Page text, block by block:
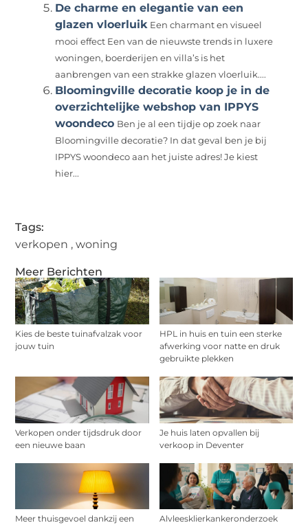
Meer Berichten
Kies de beste tuinafvalzak voor
jouw tuin
HPL in huis en tuin een sterke
afwerking voor natte en druk
gebruikte plekken
Verkopen onder tijdsdruk door
een nieuwe baan
Je huis laten opvallen bij
verkoop in Deventer
Meer thuisgevoel dankzij een
Alvleesklierkankeronderzoek
De charme en elegantie van een
glazen vloerluik Een charmant en visueel
mooi effect Een van de nieuwste trends in luxere
woningen, boerderijen en villa’s is het
aanbrengen van een strakke glazen vloerluik....
Bloomingville decoratie koop je in de
overzichtelijke webshop van IPPYS
woondeco Ben je al een tijdje op zoek naar
Bloomingville decoratie? In dat geval ben je bij
IPPYS woondeco aan het juiste adres! Je kiest
hier...
Tags:
verkopen ,woning